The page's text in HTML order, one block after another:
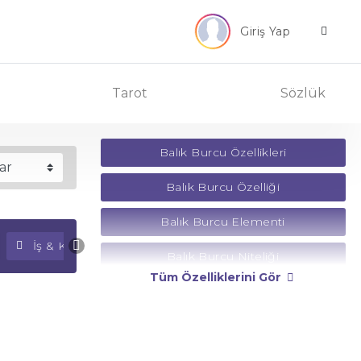
Giriş Yap
Tarot Sözlük
İş & Kariyer Falı Para Falı
Balık Burcu Özellikleri
Balık Burcu Özelliği
Balık Burcu Elementi
Balık Burcu Niteliği
Tüm Özelliklerini Gör